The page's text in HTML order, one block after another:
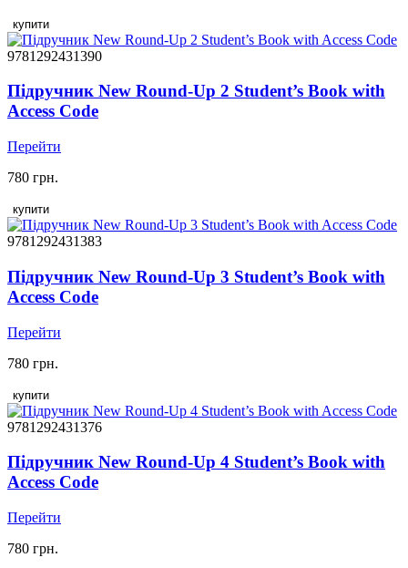
купити
9781292431390
Підручник New Round-Up 2 Student’s Book with
Access Code
Перейти
780 грн.
купити
9781292431383
Підручник New Round-Up 3 Student’s Book with
Access Code
Перейти
780 грн.
купити
9781292431376
Підручник New Round-Up 4 Student’s Book with
Access Code
Перейти
780 грн.